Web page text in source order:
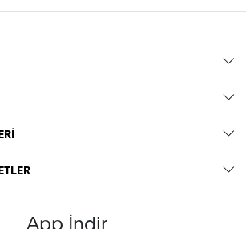
App İndir